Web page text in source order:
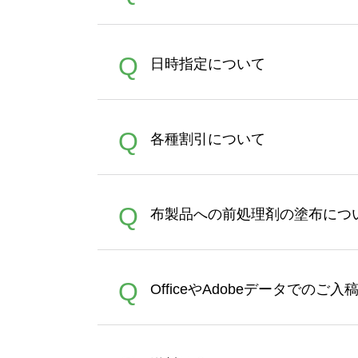
A
ン作成のお手伝いをすること
合は、デザインツールをご利
Q 日時指定について
A
者にご連絡いただき調整をお
Q 各種割引について
A
ポイントとして付与され、次
文時からご利用頂けます。ポ
れば、ランクにカウントがさ
Q 布製品への前処理剤の塗布につ
A
イト以外）のプリントは、濃
品をお届けするため、処理剤
Q OfficeやAdobeデータでのご入